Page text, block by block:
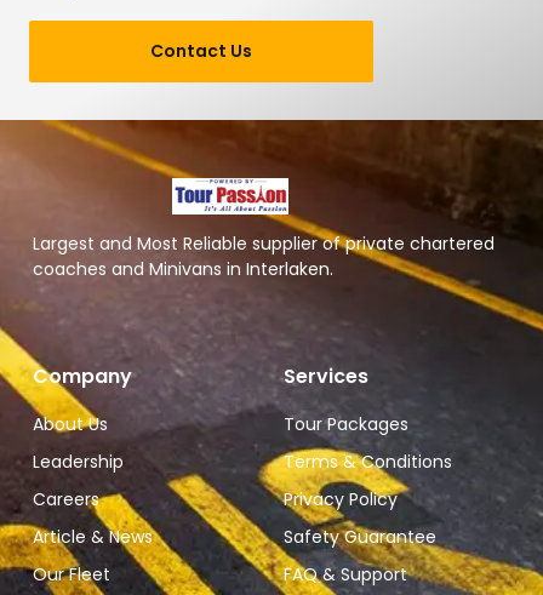
Contact Us
Largest and Most Reliable supplier of private chartered
coaches and Minivans in Interlaken.
Company
About Us
Leadership
Careers
Article & News
Our Fleet
Services
Tour Packages
Terms & Conditions
Privacy Policy
Safety Guarantee
FAQ & Support